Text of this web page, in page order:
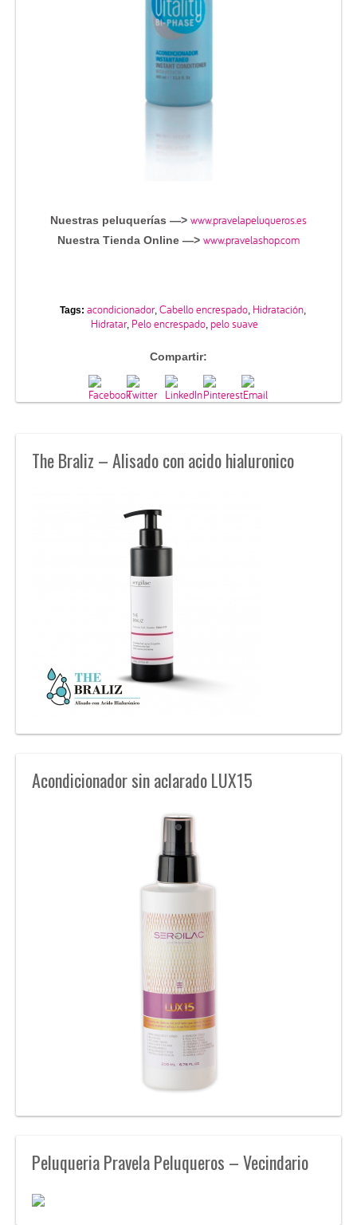
Nuestras peluquerías —> www.pravelapeluqueros.es
Nuestra Tienda Online —> www.pravelashop.com
Tags: acondicionador, Cabello encrespado, Hidratación,
Hidratar, Pelo encrespado, pelo suave
Compartir:
The Braliz – Alisado con acido hialuronico
Acondicionador sin aclarado LUX15
Peluqueria Pravela Peluqueros – Vecindario